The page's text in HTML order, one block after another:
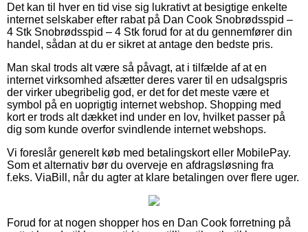
Det kan til hver en tid vise sig lukrativt at besigtige enkelte
internet selskaber efter rabat på Dan Cook Snobrødsspid –
4 Stk Snobrødsspid – 4 Stk forud for at du gennemfører din
handel, sådan at du er sikret at antage den bedste pris.
Man skal trods alt være så påvagt, at i tilfælde af at en
internet virksomhed afsætter deres varer til en udsalgspris
der virker ubegribelig god, er det for det meste være et
symbol på en uoprigtig internet webshop. Shopping med
kort er trods alt dækket ind under en lov, hvilket passer på
dig som kunde overfor svindlende internet webshops.
Vi foreslår generelt køb med betalingskort eller MobilePay.
Som et alternativ bør du overveje en afdragsløsning fra
f.eks. ViaBill, når du agter at klare betalingen over flere uger.
Forud for at nogen shopper hos en Dan Cook forretning på